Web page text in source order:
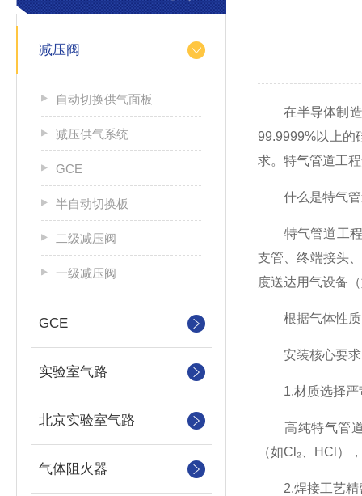
减压阀
自动切换供气面板
减压供气系统
GCE
半自动切换板
二级减压阀
一级减压阀
GCE
实验室气路
北京实验室气路
气体阻火器
在半导体制造
99.9999%以上的
求。特气管道工
什么是特气管
特气管道工程
支管、终端接头
度送达用气设备
根据气体性质，
安装核心要求
1.材质选择严
高纯特气管道
（如Cl₂、HCl）
2.焊接工艺精